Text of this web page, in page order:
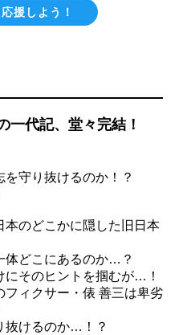
援しよう！
一代記、堂々完結！
守り抜けるのか！？
本のどこかに隠した旧日本
体どこにあるのか…？
にそのヒントを掴むが…！
ィクサー・俵 善三は卑劣
抜けるのか…！？